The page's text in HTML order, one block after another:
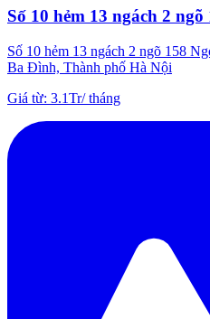
Số 10 hẻm 13 ngách 2 ngõ
Số 10 hẻm 13 ngách 2 ngõ 158
Ba Đình, Thành phố Hà Nội
Giá từ: 3.1Tr/tháng